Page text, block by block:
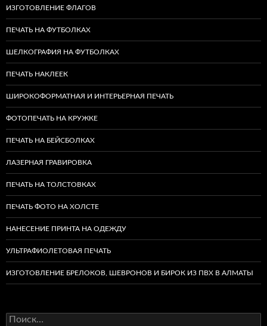
ИЗГОТОВЛЕНИЕ ФЛАГОВ
ПЕЧАТЬ НА ФУТБОЛКАХ
ШЕЛКОГРАФИЯ НА ФУТБОЛКАХ
ПЕЧАТЬ НАКЛЕЕК
ШИРОКОФОРМАТНАЯ И ИНТЕРЬЕРНАЯ ПЕЧАТЬ
ФОТОПЕЧАТЬ НА КРУЖКЕ
ПЕЧАТЬ НА БЕЙСБОЛКАХ
ЛАЗЕРНАЯ ГРАВИРОВКА
ПЕЧАТЬ НА ТОЛСТОВКАХ
ПЕЧАТЬ ФОТО НА ХОЛСТЕ
НАНЕСЕНИЕ ПРИНТА НА ОДЕЖДУ
УЛЬТРАФИОЛЕТОВАЯ ПЕЧАТЬ
ИЗГОТОВЛЕНИЕ БРЕЛОКОВ, ШЕВРОНОВ И БИРОК ИЗ ПВХ В АЛМАТЫ
Найти: